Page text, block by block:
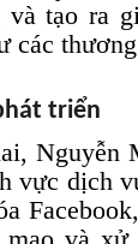
và tạo ra
các
triển
Nguyễn
vực dịch